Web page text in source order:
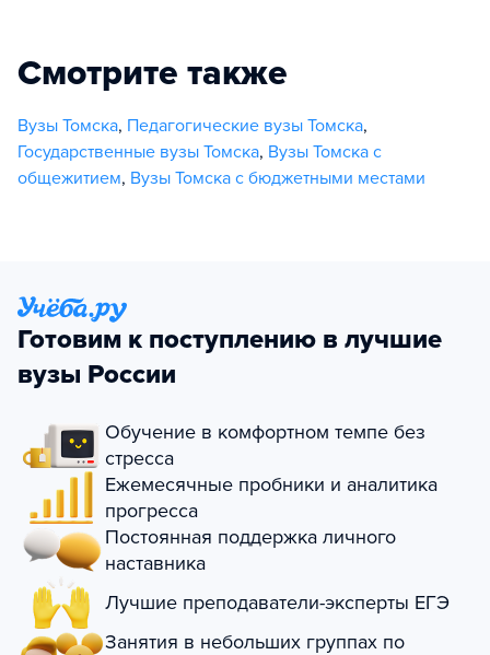
Смотрите также
Вузы Томска, Педагогические вузы Томска,
Государственные вузы Томска, Вузы Томска с
общежитием, Вузы Томска с бюджетными местами
Готовим к поступлению в лучшие
вузы России
Обучение в комфортном темпе без
стресса
Ежемесячные пробники и аналитика
прогресса
Постоянная поддержка личного
наставника
Лучшие преподаватели-эксперты ЕГЭ
Занятия в небольших группах по